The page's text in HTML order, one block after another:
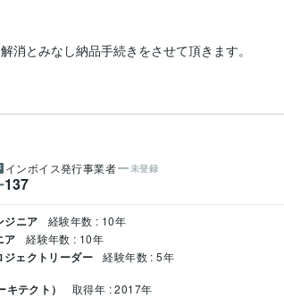
消とみなし納品手続きをさせて頂きます。
インボイス発行事業者 未登録
137
ジニア 経験年数 : 10年
ア 経験年数 : 10年
ジェクトリーダー 経験年数 : 5年
テクト） 取得年 : 2017年